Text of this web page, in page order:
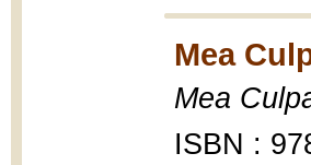
Mea
Mea
ISBN :